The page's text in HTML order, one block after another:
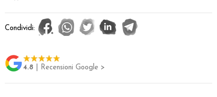
Condividi:
4.8 | Recensioni Google >